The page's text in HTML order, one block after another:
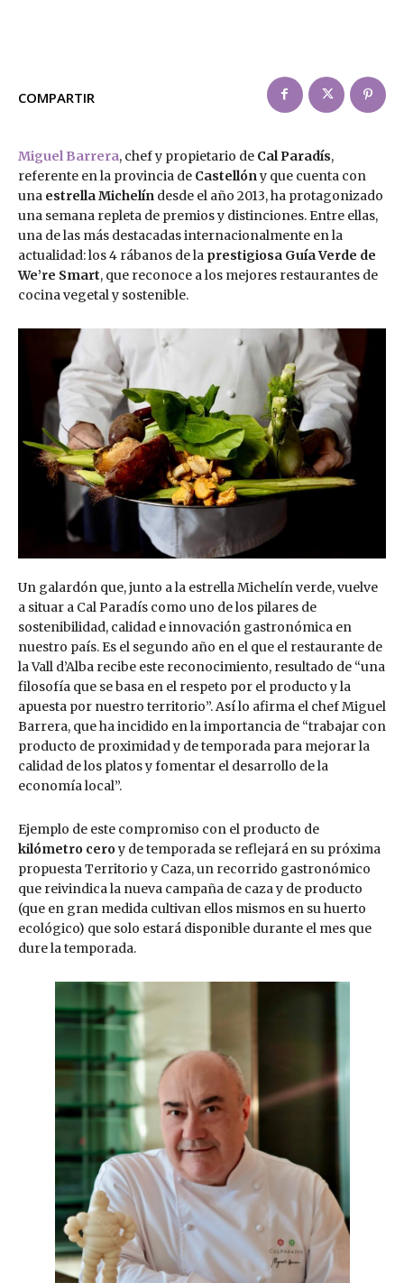
COMPARTIR
Miguel Barrera, chef y propietario de Cal Paradís,
referente en la provincia de Castellóny que cuenta con
una estrella Michelín desde el año 2013, ha protagonizado
una semana repleta de premios y distinciones. Entre ellas,
una de las más destacadas internacionalmente en la
actualidad: los 4 rábanos de la prestigiosa Guía Verde de
We’re Smart, que reconoce a los mejores restaurantes de
cocina vegetal y sostenible.
Un galardón que, junto a la estrella Michelín verde, vuelve
a situar a Cal Paradís como uno de los pilares de
sostenibilidad, calidad e innovación gastronómica en
nuestro país. Es el segundo año en el que el restaurante de
la Vall d’Alba recibe este reconocimiento, resultado de “una
filosofía que se basa en el respeto por el producto y la
apuesta por nuestro territorio”. Así lo afirma el chef Miguel
Barrera, que ha incidido en la importancia de “trabajar con
producto de proximidad y de temporada para mejorar la
calidad de los platos y fomentar el desarrollo de la
economía local”.
Ejemplo de este compromiso con el producto de
kilómetro ceroy de temporada se reflejará en su próxima
propuesta Territorio y Caza, un recorrido gastronómico
que reivindica la nueva campaña de caza y de producto
(que en gran medida cultivan ellos mismos en su huerto
ecológico) que solo estará disponible durante el mes que
dure la temporada.